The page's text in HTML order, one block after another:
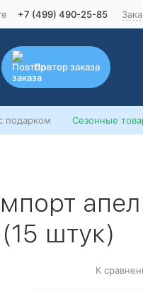
+7 (499) 490-25-85
Повтор заказа
подарком Сезонные
штук)
К